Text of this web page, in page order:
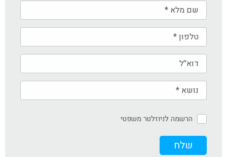
הרשמה לניוזלטר משפטי